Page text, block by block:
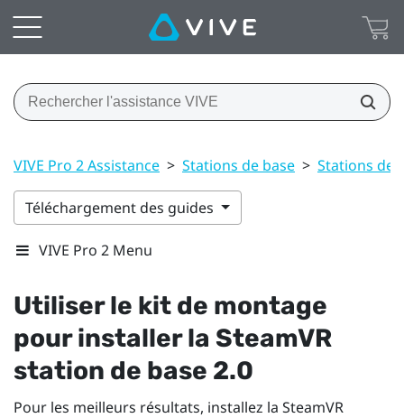
VIVE Pro 2 Assistance > Stations de base > Stations de
Téléchargement des guides
VIVE Pro 2 Menu
Utiliser le kit de montage
pour installer la SteamVR
station de base 2.0
Pour les meilleurs résultats, installez la SteamVR